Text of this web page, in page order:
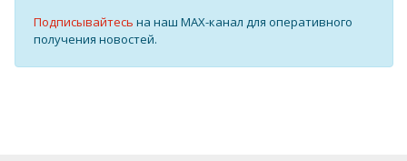
Подписывайтесь на наш MAX-канал для оперативного
получения новостей.